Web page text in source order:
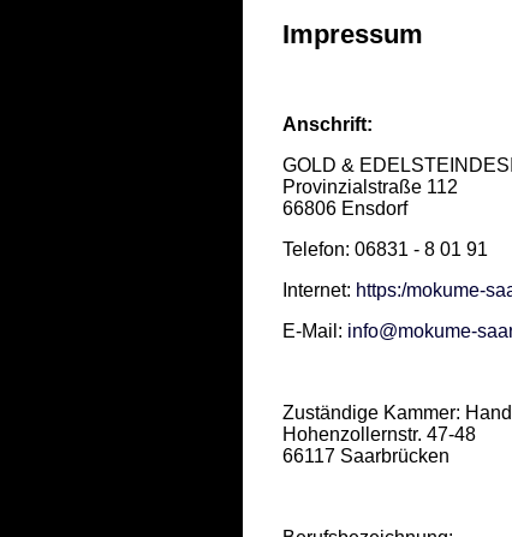
Impressum
Anschrift:
GOLD &
Provinzialstraße 112
66806 Ensdorf
Telefon: 06831 - 8 01 91
Internet: https:/mokume-
E-Mail: info@mokume-
Zuständige Kammer:
Hohenzollernstr. 47-48
66117 Saarbrücken